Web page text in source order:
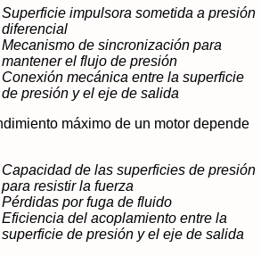
Superficie impulsora sometida a presión
diferencial
Mecanismo de sincronización para
mantener el flujo de presión
Conexión mecánica entre la superficie
de presión y el eje de salida
máximo de un motor depende
Capacidad de las superficies de presión
para resistir la fuerza
Pérdidas por fuga de fluido
Eficiencia del acoplamiento entre la
superficie de presión y el eje de salida